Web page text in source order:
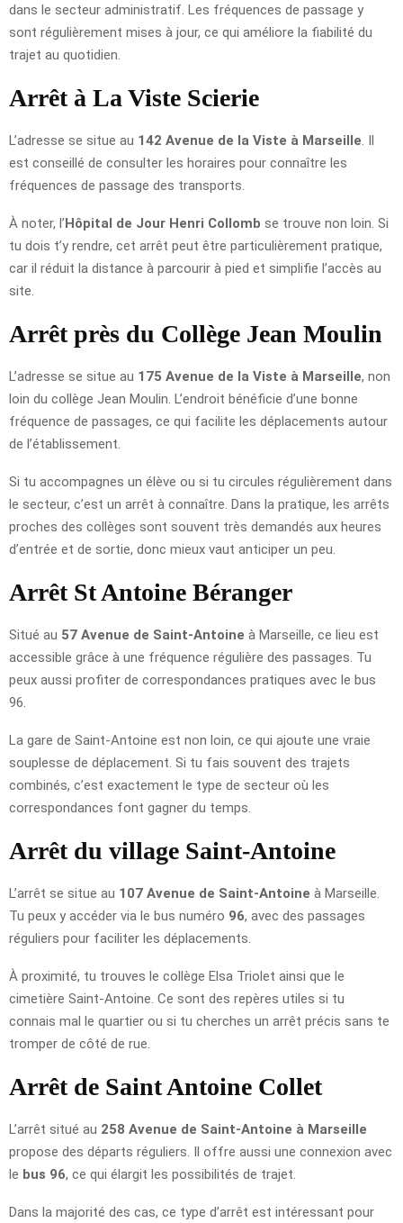
dans le secteur administratif. Les fréquences de passage y
sont régulièrement mises à jour, ce qui améliore la fiabilité du
trajet au quotidien.
Arrêt à La Viste Scierie
L’adresse se situe au 142 Avenue de la Viste à Marseille . Il
est conseillé de consulter les horaires pour connaître les
fréquences de passage des transports.
À noter, l’Hôpital de Jour Henri Collomb se trouve non loin. Si
tu dois t’y rendre, cet arrêt peut être particulièrement pratique,
car il réduit la distance à parcourir à pied et simplifie l’accès au
site.
Arrêt près du Collège Jean Moulin
L’adresse se situe au 175 Avenue de la Viste à Marseille, non
loin du collège Jean Moulin. L’endroit bénéficie d’une bonne
fréquence de passages, ce qui facilite les déplacements autour
de l’établissement.
Si tu accompagnes un élève ou si tu circules régulièrement dans
le secteur, c’est un arrêt à connaître. Dans la pratique, les arrêts
proches des collèges sont souvent très demandés aux heures
d’entrée et de sortie, donc mieux vaut anticiper un peu.
Arrêt St Antoine Béranger
Situé au 57 Avenue de Saint-Antoine à Marseille, ce lieu est
accessible grâce à une fréquence régulière des passages. Tu
peux aussi profiter de correspondances pratiques avec le bus
96.
La gare de Saint-Antoine est non loin, ce qui ajoute une vraie
souplesse de déplacement. Si tu fais souvent des trajets
combinés, c’est exactement le type de secteur où les
correspondances font gagner du temps.
Arrêt du village Saint-Antoine
L’arrêt se situe au 107 Avenue de Saint-Antoine à Marseille.
Tu peux y accéder via le bus numéro 96, avec des passages
réguliers pour faciliter les déplacements.
À proximité, tu trouves le collège Elsa Triolet ainsi que le
cimetière Saint-Antoine. Ce sont des repères utiles si tu
connais mal le quartier ou si tu cherches un arrêt précis sans te
tromper de côté de rue.
Arrêt de Saint Antoine Collet
L’arrêt situé au 258 Avenue de Saint-Antoine à Marseille
propose des départs réguliers. Il offre aussi une connexion avec
le bus 96, ce qui élargit les possibilités de trajet.
Dans la majorité des cas, ce type d’arrêt est intéressant pour